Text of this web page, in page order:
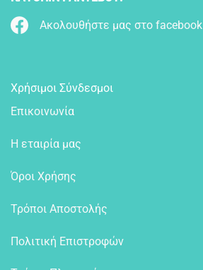
Ακολουθήστε μας στο facebook
Χρήσιμοι Σύνδεσμοι
Επικοινωνία
Η εταιρία μας
Όροι Χρήσης
Τρόποι Αποστολής
Πολιτική Επιστροφών